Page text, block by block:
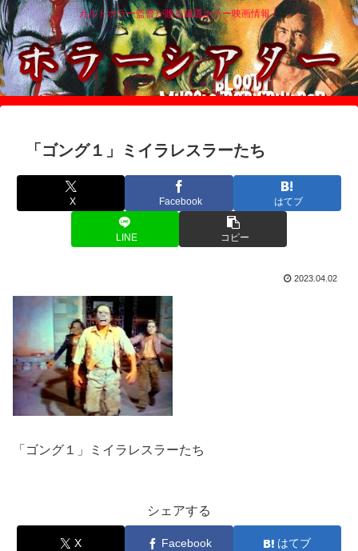
カルトホラー監督が贈る厳選ホラー映画情報！
「ゴング１」ミイラレスラーたち
X Facebook はてブ
LINE コピー
2023.04.02
「ゴング１」ミイラレスラーたち
シェアする
X Facebook はてブ